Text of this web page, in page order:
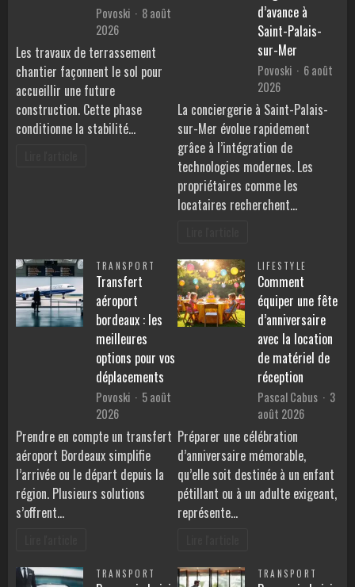
Povoski
8 août
2026
Les travaux de terrassement
chantier façonnent le sol pour
accueillir une future
construction. Cette phase
conditionne la stabilité…
d’avance à
Saint-Palais-
sur-Mer
Povoski
6 août
2026
La conciergerie à Saint-Palais-
sur-Mer évolue rapidement
grâce à l’intégration de
technologies modernes. Les
propriétaires comme les
locataires recherchent…
TRANSPORT
Transfert
aéroport
bordeaux : les
meilleures
options pour vos
déplacements
Povoski
5 août
2026
Prendre en compte un transfert
aéroport Bordeaux simplifie
l’arrivée ou le départ depuis la
région. Plusieurs solutions
s’offrent…
LIFESTYLE
Comment
équiper une fête
d’anniversaire
avec la location
de matériel de
réception
Pascal Cabus
3
août 2026
Préparer une célébration
d’anniversaire mémorable,
qu’elle soit destinée à un enfant
pétillant ou à un adulte exigeant,
représente…
TRANSPORT TRANSPORT